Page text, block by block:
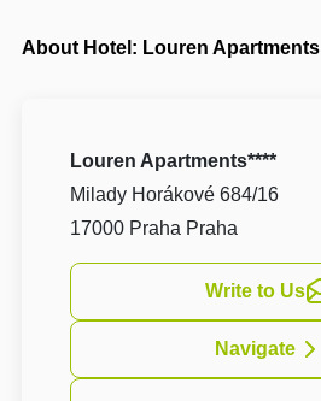
About Hotel: Louren Apartments
Louren Apartments****
Milady Horákové 684/16
17000 Praha Praha
Write to Us
Navigate